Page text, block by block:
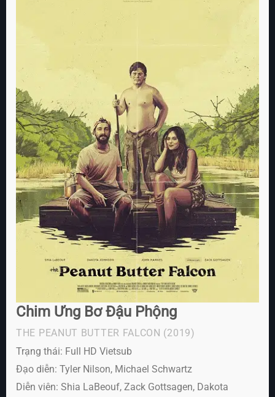
Chim Ưng Bơ Đậu Phộng
THE PEANUT BUTTER FALCON (2019)
Trạng thái: Full HD Vietsub
Đạo diễn: Tyler Nilson, Michael Schwartz
Diễn viên: Shia LaBeouf, Zack Gottsagen, Dakota